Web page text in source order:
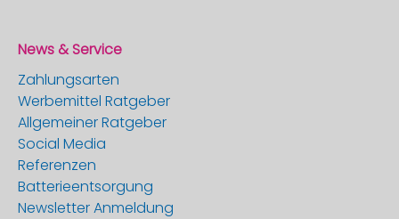
News & Service
Zahlungsarten
Werbemittel Ratgeber
Allgemeiner Ratgeber
Social Media
Referenzen
Batterieentsorgung
Newsletter Anmeldung